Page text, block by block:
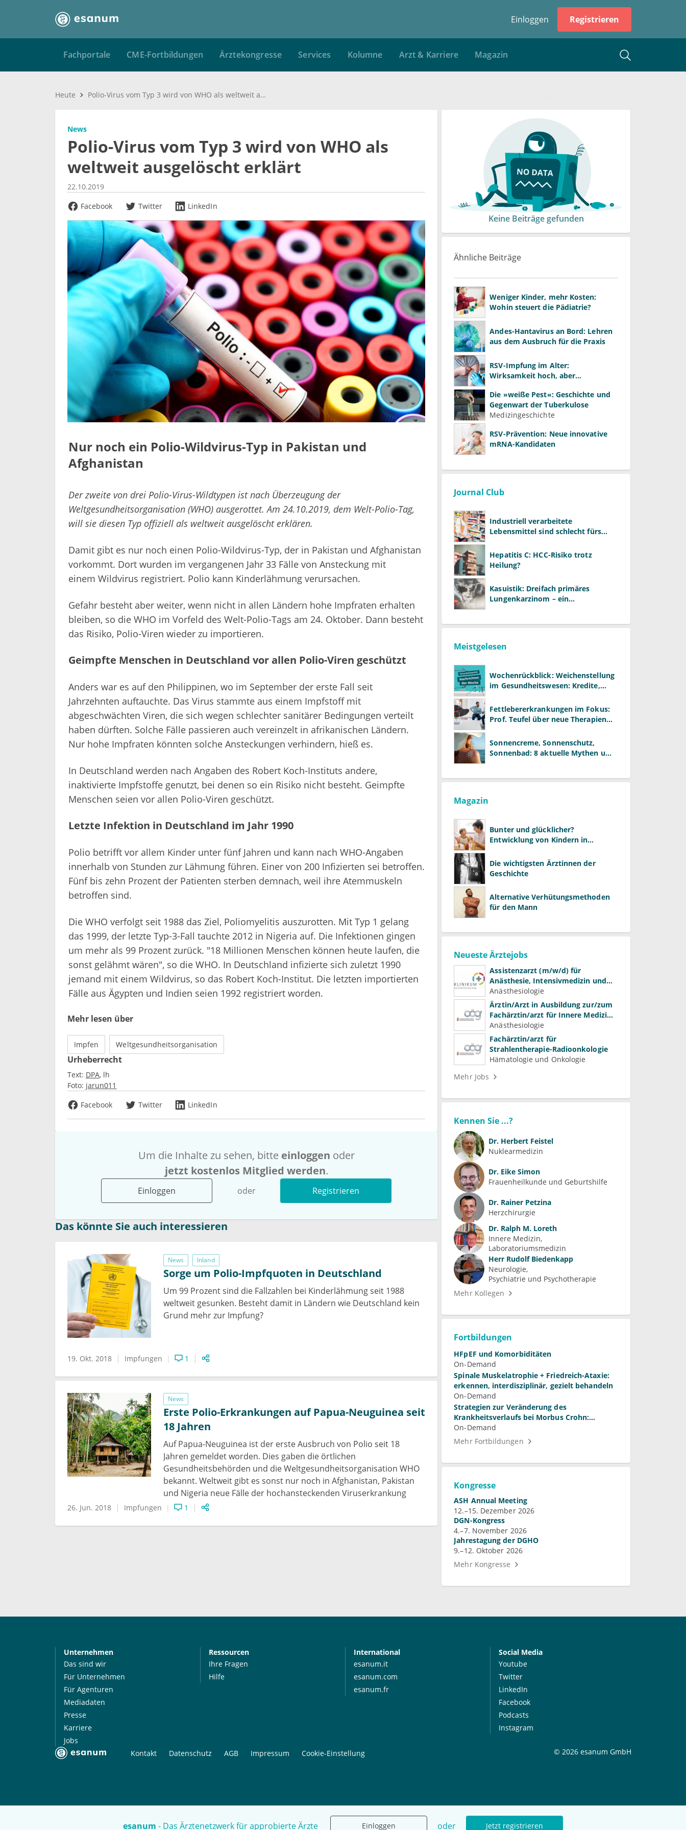
Einloggen Registrieren
Fachportale CME-Fortbildungen Ärztekongresse Services Kolumne Arzt & Karriere Magazin
Heute Polio-Virus vom Typ 3 wird von WHO als weltweit ausgelöscht erklärt
esanum - Das Ärztenetzwerk für approbierte Ärzte Einloggen oder Jetzt registrieren
News
Polio-Virus vom Typ 3 wird von WHO als
weltweit ausgelöscht erklärt
22.10.2019
Facebook
Twitter LinkedIn
Nur noch ein Polio-Wildvirus-Typ in Pakistan und
Afghanistan
Der zweite von drei Polio-Virus-Wildtypen ist nach Überzeugung der
Weltgesundheitsorganisation (WHO) ausgerottet. Am 24.10.2019, dem Welt-Polio-Tag,
will sie diesen Typ offiziell als weltweit ausgelöscht erklären.
Damit gibt es nur noch einen Polio-Wildvirus-Typ, der in Pakistan und Afghanistan
vorkommt. Dort wurden im vergangenen Jahr 33 Fälle von Ansteckung mit
einem Wildvirus registriert. Polio kann Kinderlähmung verursachen.
Gefahr besteht aber weiter, wenn nicht in allen Ländern hohe Impfraten erhalten
bleiben, so die WHO im Vorfeld des Welt-Polio-Tags am 24. Oktober. Dann besteht
das Risiko, Polio-Viren wieder zu importieren.
Geimpfte Menschen in Deutschland vor allen Polio-Viren geschützt
Anders war es auf den Philippinen, wo im September der erste Fall seit
Jahrzehnten auftauchte. Das Virus stammte aus einem Impfstoff mit
abgeschwächten Viren, die sich wegen schlechter sanitärer Bedingungen verteilt
haben dürften. Solche Fälle passieren auch vereinzelt in afrikanischen Ländern.
Nur hohe Impfraten könnten solche Ansteckungen verhindern, hieß es.
In Deutschland werden nach Angaben des Robert Koch-Instituts andere,
inaktivierte Impfstoffe genutzt, bei denen so ein Risiko nicht besteht. Geimpfte
Menschen seien vor allen Polio-Viren geschützt.
Letzte Infektion in Deutschland im Jahr 1990
Polio betrifft vor allem Kinder unter fünf Jahren und kann nach WHO-Angaben
innerhalb von Stunden zur Lähmung führen. Einer von 200 Infizierten sei betroffen.
Fünf bis zehn Prozent der Patienten sterben demnach, weil ihre Atemmuskeln
betroffen sind.
Die WHO verfolgt seit 1988 das Ziel, Poliomyelitis auszurotten. Mit Typ 1 gelang
das 1999, der letzte Typ-3-Fall tauchte 2012 in Nigeria auf. Die Infektionen gingen
um mehr als 99 Prozent zurück. "18 Millionen Menschen können heute laufen, die
sonst gelähmt wären", so die WHO. In Deutschland infizierte sich zuletzt 1990
jemand mit einem Wildvirus, so das Robert Koch-Institut. Die letzten importierten
Fälle aus Ägypten und Indien seien 1992 registriert worden.
Mehr lesen über
Impfen Weltgesundheitsorganisation
Urheberrecht
Text: DPA lh
Foto: jarun011
Facebook
Twitter LinkedIn
Um die Inhalte zu sehen, bitte einloggen oder
jetzt kostenlos Mitglied werden.
Einloggen oder Registrieren
Das könnte Sie auch interessieren
News Inland
Sorge um Polio-Impfquoten in Deutschland
Um 99 Prozent sind die Fallzahlen bei Kinderlähmung seit 1988
weltweit gesunken. Besteht damit in Ländern wie Deutschland kein
Grund mehr zur Impfung?
19. Okt. 2018 Impfungen 1
News
Erste Polio-Erkrankungen auf Papua-Neuguinea seit
18 Jahren
Auf Papua-Neuguinea ist der erste Ausbruch von Polio seit 18
Jahren gemeldet worden. Dies gaben die örtlichen
Gesundheitsbehörden und die Weltgesundheitsorganisation WHO
bekannt. Weltweit gibt es sonst nur noch in Afghanistan, Pakistan
und Nigeria neue Fälle der hochansteckenden Viruserkrankung
26. Jun. 2018 Impfungen 1
Keine Beiträge gefunden
Ähnliche Beiträge
Weniger Kinder, mehr Kosten:
Wohin steuert die Pädiatrie?
Andes-Hantavirus an Bord: Lehren
aus dem Ausbruch für die Praxis
RSV-Impfung im Alter:
Wirksamkeit hoch, aber
Die »weiße Pest«: Geschichte und
Gegenwart der Tuberkulose
Medizingeschichte
RSV-Prävention: Neue innovative
mRNA-Kandidaten
Journal Club
Industriell verarbeitete
Lebensmittel sind schlecht fürs
Hepatitis C: HCC-Risiko trotz
Heilung?
Kasuistik: Dreifach primäres
Lungenkarzinom – ein
Meistgelesen
Wochenrückblick: Weichenstellung
im Gesundheitswesen: Kredite,
Fettlebererkrankungen im Fokus:
Prof. Teufel über neue Therapien
Sonnencreme, Sonnenschutz,
Sonnenbad: 8 aktuelle Mythen und
Magazin
Bunter und glücklicher?
Entwicklung von Kindern in
Die wichtigsten Ärztinnen der
Geschichte
Alternative Verhütungsmethoden
für den Mann
Neueste Ärztejobs
Assistenzarzt (m/w/d) für
Anästhesie, Intensivmedizin und
Schmerztherapie
Anästhesiologie
Ärztin/Arzt in Ausbildung zur/zum
Fachärztin/arzt für Innere Medizin
(Kardiologie, Nephrologie,
Intensivmedizin)
Anästhesiologie
Fachärztin/arzt für
Strahlentherapie-Radioonkologie
Hämatologie und Onkologie
Mehr Jobs
Kennen Sie ...?
Dr. Herbert Feistel
Nuklearmedizin
Dr. Eike Simon
Frauenheilkunde und Geburtshilfe
Dr. Rainer Petzina
Herzchirurgie
Dr. Ralph M. Loreth
Innere Medizin
Laboratoriumsmedizin
Herr Rudolf Biedenkapp
Neurologie
Psychiatrie und Psychotherapie
Mehr Kollegen
Fortbildungen
HFpEF und Komorbiditäten
On-Demand
Spinale Muskelatrophie + Friedreich-Ataxie:
erkennen, interdisziplinär, gezielt behandeln
On-Demand
Strategien zur Veränderung des
Krankheitsverlaufs bei Morbus Crohn:
Bedeutung und Perspektiven
On-Demand
Mehr Fortbildungen
Kongresse
ASH Annual Meeting
12.–15. Dezember 2026
DGN-Kongress
4.–7. November 2026
Jahrestagung der DGHO
9.–12. Oktober 2026
Mehr Kongresse
Unternehmen
Das sind wir
Für Unternehmen
Für Agenturen
Mediadaten
Presse
Karriere
Jobs
Ressourcen
Ihre Fragen
Hilfe
International
esanum.it
esanum.com
esanum.fr
Social Media
Youtube
Twitter
LinkedIn
Facebook
Podcasts
Instagram
Kontakt Datenschutz AGB Impressum Cookie-Einstellung © 2026 esanum GmbH